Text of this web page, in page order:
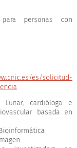
personas con
es/solicitud-
cardióloga e
basada en